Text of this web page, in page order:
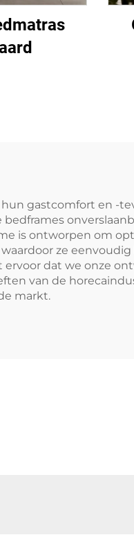
gastcomfort en -
is ontworpen om
ze
dat we onze
van de
markt.